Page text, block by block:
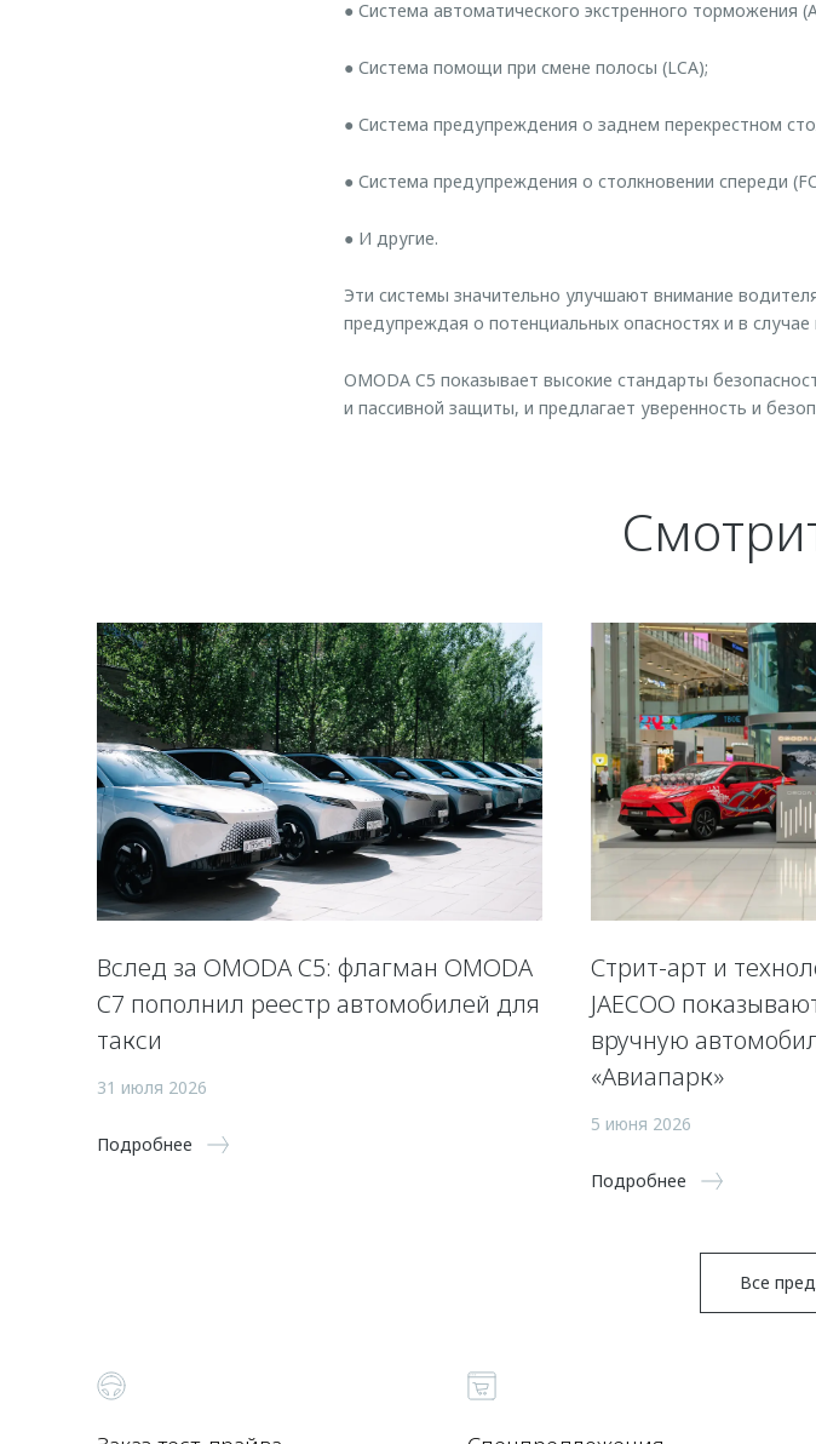
● Система автоматического экстренного торможения
● Система помощи при смене полосы (LCA);
● Система предупреждения о заднем перекрестном
● Система предупреждения о столкновении спереди
● И другие.
Эти системы значительно улучшают внимание
предупреждая о потенциальных опасностях и в
OMODA C5 показывает высокие стандарты
и пассивной защиты, и предлагает уверенность и
Вслед за OMODA C5: флагман OMODA
C7 пополнил реестр автомобилей для
такси
31 июля 2026
Подробнее
Стрит-арт и
JAECOO
вручную
«Авиапарк»
5 июня 2026
Подробнее
Все